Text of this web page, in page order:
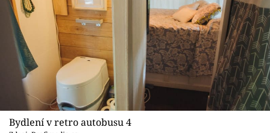
Bydlení v retro autobusu 4